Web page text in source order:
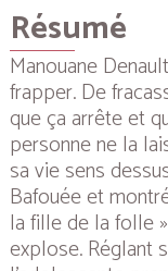
Résumé
Manouane
frapper. De
que ça arrête et
personne ne la
sa vie sens
Bafouée et
la fille de la folle
explose. Réglant